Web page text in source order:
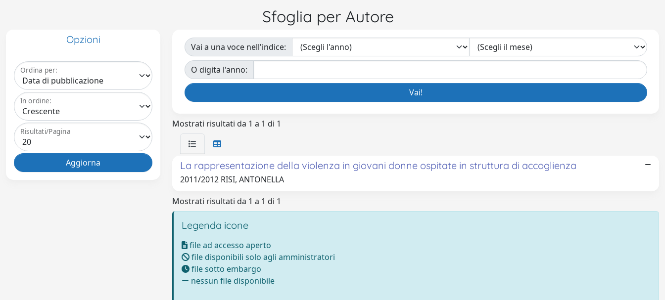
Sfoglia per Autore
Opzioni
Ordina per:
In ordine:
Risultati/Pagina
Vai a una voce nell'indice:
O digita l'anno:
Mostrati risultati da 1 a 1 di 1
La rappresentazione della violenza in giovani donne ospitate in struttura di accoglienza
2011/2012 RISI, ANTONELLA
Mostrati risultati da 1 a 1 di 1
Legenda icone
file ad accesso aperto
file disponibili solo agli amministratori
file sotto embargo
nessun file disponibile